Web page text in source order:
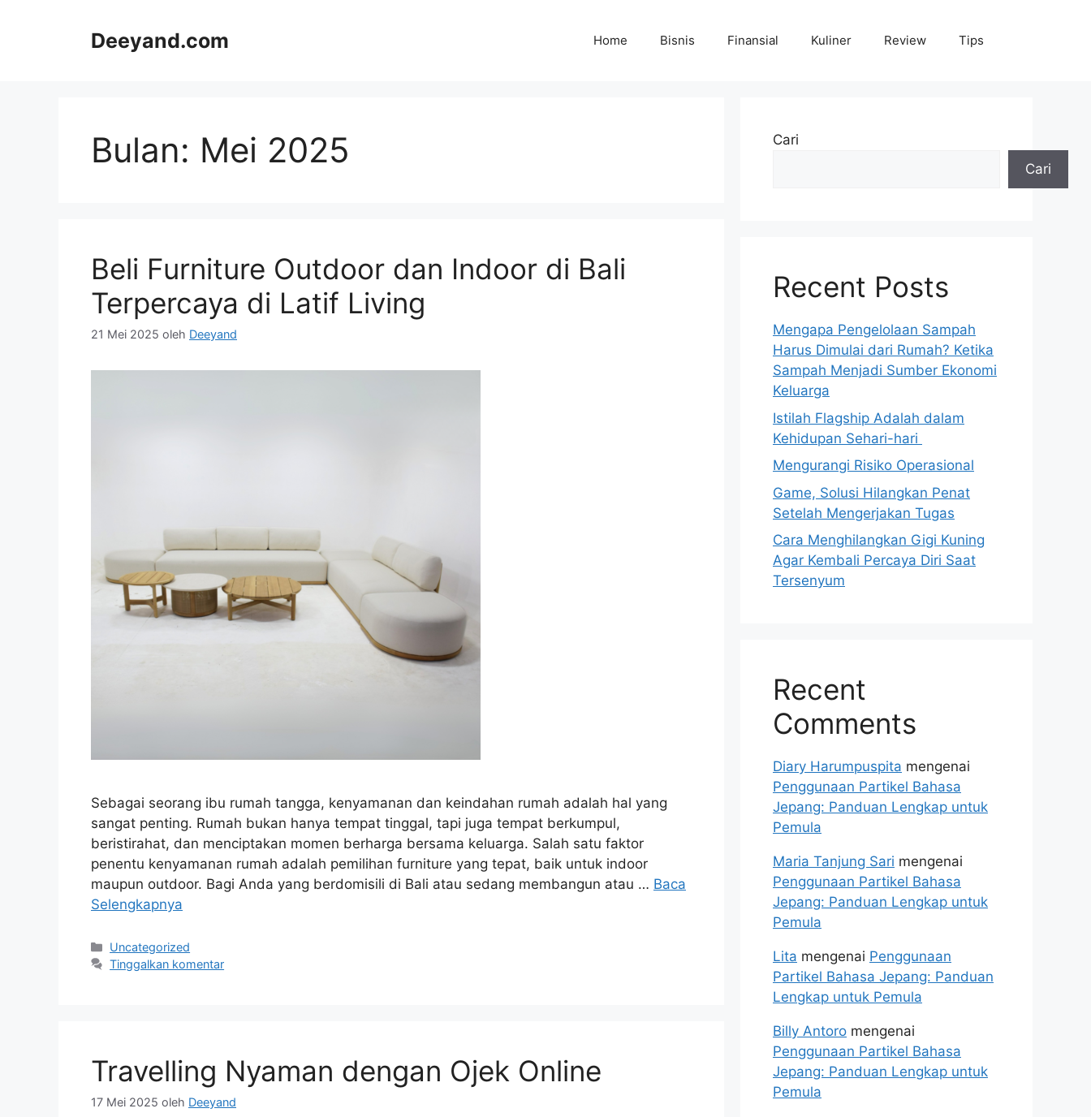
Deeyand.com Home Bisnis Finansial Kuliner Review Tips
Bulan: Mei 2025
Beli Furniture Outdoor dan Indoor di Bali
Terpercaya di Latif Living
21 Mei 2025 oleh Deeyand
Sebagai seorang ibu rumah tangga, kenyamanan dan keindahan rumah adalah hal yang
sangat penting. Rumah bukan hanya tempat tinggal, tapi juga tempat berkumpul,
beristirahat, dan menciptakan momen berharga bersama keluarga. Salah satu faktor
penentu kenyamanan rumah adalah pemilihan furniture yang tepat, baik untuk indoor
maupun outdoor. Bagi Anda yang berdomisili di Bali atau sedang membangun atau … Baca
Selengkapnya
Kategori
Uncategorized
Tinggalkan komentar
Travelling Nyaman dengan Ojek Online
17 Mei 2025 oleh Deeyand
Cari
Cari
Recent Posts
Mengapa Pengelolaan Sampah
Harus Dimulai dari Rumah? Ketika
Sampah Menjadi Sumber Ekonomi
Keluarga
Istilah Flagship Adalah dalam
Kehidupan Sehari-hari
Mengurangi Risiko Operasional
Game, Solusi Hilangkan Penat
Setelah Mengerjakan Tugas
Cara Menghilangkan Gigi Kuning
Agar Kembali Percaya Diri Saat
Tersenyum
Recent
Comments
Diary Harumpuspita mengenai
Penggunaan Partikel Bahasa
Jepang: Panduan Lengkap untuk
Pemula
Maria Tanjung Sari mengenai
Penggunaan Partikel Bahasa
Jepang: Panduan Lengkap untuk
Pemula
Lita mengenai Penggunaan
Partikel Bahasa Jepang: Panduan
Lengkap untuk Pemula
Billy Antoro mengenai
Penggunaan Partikel Bahasa
Jepang: Panduan Lengkap untuk
Pemula